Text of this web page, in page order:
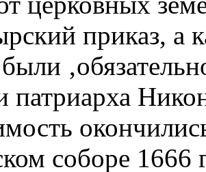
приказ, а
патриарха
соборе 1666